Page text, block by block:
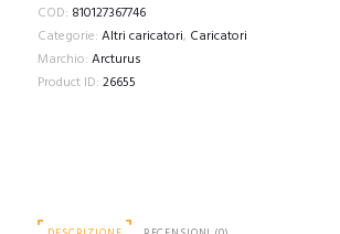
COD: 810127367746
Categorie: Altri caricatori, Caricatori
Marchio: Arcturus
Product ID: 26655